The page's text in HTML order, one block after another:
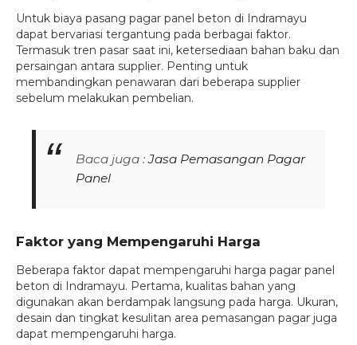
Untuk biaya pasang pagar panel beton di Indramayu
dapat bervariasi tergantung pada berbagai faktor.
Termasuk tren pasar saat ini, ketersediaan bahan baku dan
persaingan antara supplier. Penting untuk
membandingkan penawaran dari beberapa supplier
sebelum melakukan pembelian.
Baca juga :Jasa Pemasangan Pagar
Panel
Faktor yang Mempengaruhi Harga
Beberapa faktor dapat mempengaruhi harga pagar panel
beton di Indramayu. Pertama, kualitas bahan yang
digunakan akan berdampak langsung pada harga. Ukuran,
desain dan tingkat kesulitan area pemasangan pagar juga
dapat mempengaruhi harga.